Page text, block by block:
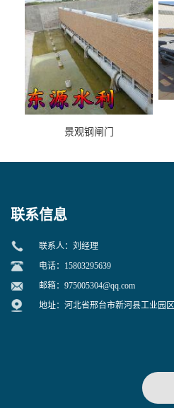
景观钢闸门
联系信息
联系人：刘经理
电话：15803295639
邮箱： 975005304@qq.com
地址：河北省邢台市新河县工业园区